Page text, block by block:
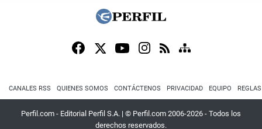
CANALES RSS QUIENES SOMOS CONTÁCTENOS PRIVACIDAD EQUIPO
Perfil.com - Editorial Perfil S.A. | © Perfil.com 2006-2026 - Todos los
derechos reservados.